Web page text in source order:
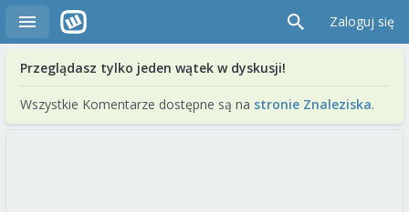
Zaloguj się
Przeglądasz tylko jeden wątek w dyskusji!
Wszystkie Komentarze dostępne są na stronie Znaleziska.